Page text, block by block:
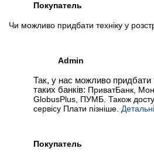
Покупатель
Чи можливо придбати техніку у
Admin
Так, у нас можливо придбати
таких банків: ПриватБанк,
GlobusPlus, ПУМБ. Також
сервісу Плати пізніше.
Покупатель